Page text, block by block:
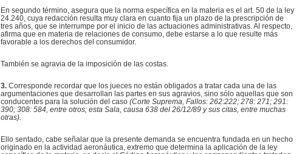
En segundo término, asegura que la norma específica en la materia es el art. 50 de la ley
24.240, cuya redacción resulta muy clara en cuanto fija un plazo de la prescripción de
tres años, que se interrumpe por el inicio de las actuaciones administrativas. Al respecto,
afirma que en materia de relaciones de consumo, debe estarse a lo que resulte más
favorable a los derechos del consumidor.
También se agravia de la imposición de las costas.
3. Corresponde recordar que los jueces no están obligados a tratar cada una de las
argumentaciones que desarrollan las partes en sus agravios, sino sólo aquellas que son
conducentes para la solución del caso (Corte Suprema, Fallos: 262:222; 278: 271; 291:
390; 308: 584, entre otros; esta Sala, causa 638 del 26/12/89 y sus citas, entre muchas
otras).
Ello sentado, cabe señalar que la presente demanda se encuentra fundada en un hecho
originado en la actividad aeronáutica, extremo que determina la aplicación de la ley